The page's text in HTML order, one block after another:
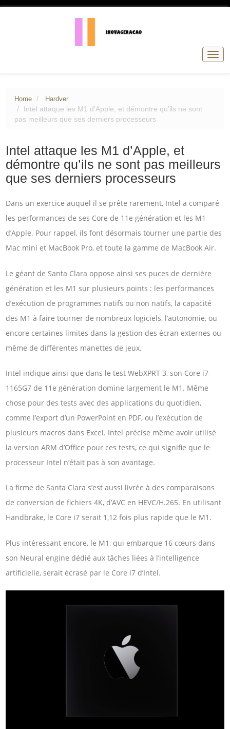
Home Hardver
Intel attaque les M1 d’Apple, et démontre qu’ils ne sont
pas meilleurs que ses derniers processeurs
Intel attaque les M1 d’Apple, et
démontre qu’ils ne sont pas meilleurs
que ses derniers processeurs
Dans un exercice auquel il se prête rarement, Intel a comparé
les performances de ses Core de 11e génération et les M1
d’Apple. Pour rappel, ils font désormais tourner une partie des
Mac mini et MacBook Pro, et toute la gamme de MacBook Air.
Le géant de Santa Clara oppose ainsi ses puces de dernière
génération et les M1 sur plusieurs points : les performances
d’exécution de programmes natifs ou non natifs, la capacité
des M1 à faire tourner de nombreux logiciels, l’autonomie, ou
encore certaines limites dans la gestion des écran externes ou
même de différentes manettes de jeux.
Intel indique ainsi que dans le test WebXPRT 3, son Core i7-
1165G7 de 11e génération domine largement le M1. Même
chose pour des tests avec des applications du quotidien,
comme l’export d’un PowerPoint en PDF, ou l’exécution de
plusieurs macros dans Excel. Intel précise même avoir utilisé
la version ARM d’Office pour ces tests, ce qui signifie que le
processeur Intel n’était pas à son avantage.
La firme de Santa Clara s’est aussi livrée à des comparaisons
de conversion de fichiers 4K, d’AVC en HEVC/H.265. En utilisant
Handbrake, le Core i7 serait 1,12 fois plus rapide que le M1.
Plus intéressant encore, le M1, qui embarque 16 cœurs dans
son Neural engine dédié aux tâches liées à l’intelligence
artificielle, serait écrasé par le Core i7 d’Intel.